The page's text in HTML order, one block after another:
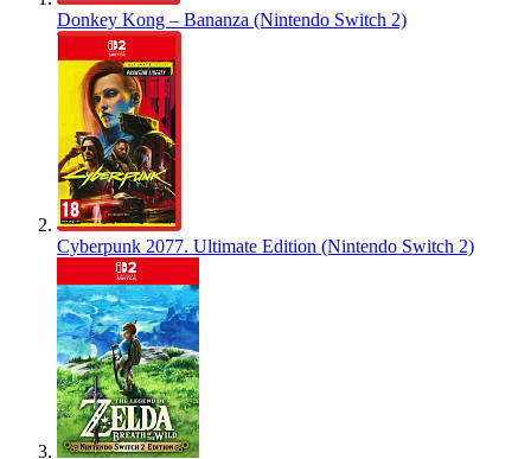
Donkey Kong – Bananza (Nintendo Switch 2)
Cyberpunk 2077. Ultimate Edition (Nintendo Switch 2)